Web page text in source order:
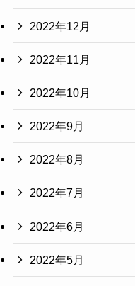
2022年12月
2022年11月
2022年10月
2022年9月
2022年8月
2022年7月
2022年6月
2022年5月